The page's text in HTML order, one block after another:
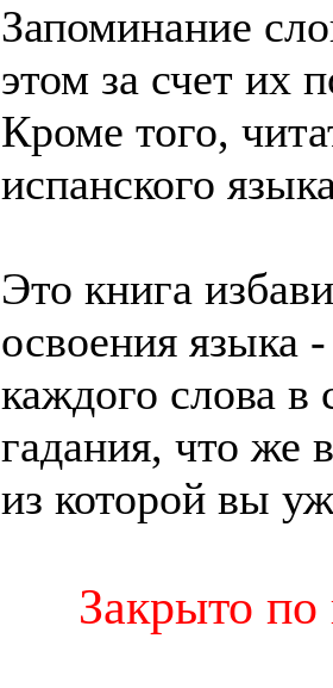
Запоминание
этом за счет их
Кроме того,
испанского
Это книга
освоения языка
каждого слова в
гадания, что же
из которой вы
Закрыто по